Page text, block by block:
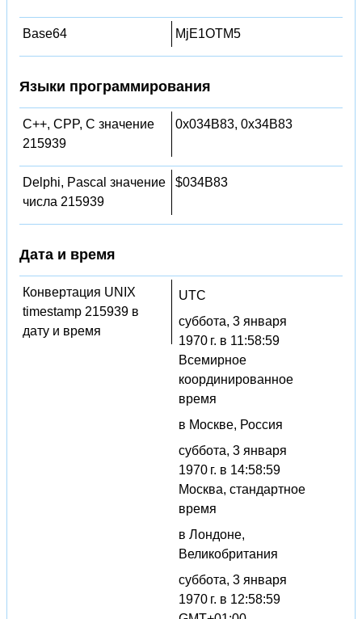
Base64 MjE1OTM5
Языки программирования
C++, CPP, C значение
215939
0x034B83, 0x34B83
Delphi, Pascal значение
числа 215939
$034B83
Дата и время
Конвертация UNIX
timestamp 215939 в
дату и время
UTC
суббота, 3 января
1970 г. в 11:58:59
Всемирное
координированное
время
в Москве, Россия
суббота, 3 января
1970 г. в 14:58:59
Москва, стандартное
время
в Лондоне,
Великобритания
суббота, 3 января
1970 г. в 12:58:59